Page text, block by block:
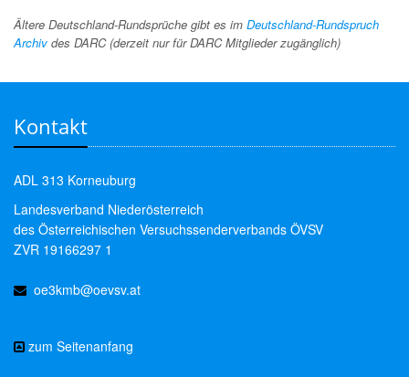
Ältere Deutschland-Rundsprüche gibt es im Deutschland-Rundspruch
Archiv des DARC (derzeit nur für DARC Mitglieder zugänglich)
Kontakt
ADL 313 Korneuburg
Landesverband Niederösterreich
des Österreichischen Versuchssenderverbands ÖVSV
ZVR 19166297 1
oe3kmb@oevsv.at
zum Seitenanfang